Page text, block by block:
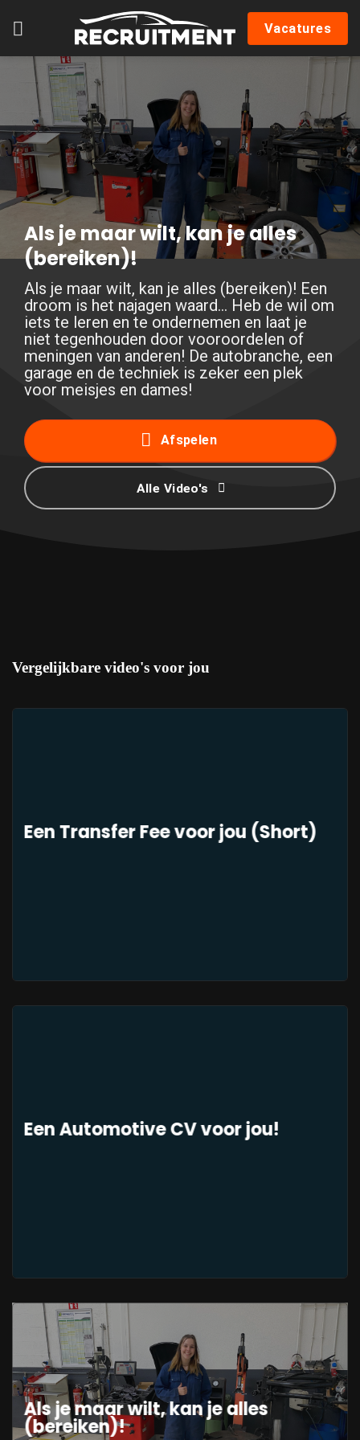
Vacatures
Als je maar wilt, kan je alles
(bereiken)!
Als je maar wilt, kan je alles (bereiken)! Een
droom is het najagen waard... Heb de wil om
iets te leren en te ondernemen en laat je
niet tegenhouden door vooroordelen of
meningen van anderen! De autobranche, een
garage en de techniek is zeker een plek
voor meisjes en dames!
Afspelen
Alle Video's
Vergelijkbare video's voor jou
Een Transfer Fee voor jou (Short)
Een Automotive CV voor jou!
Als je maar wilt, kan je alles
(bereiken)!